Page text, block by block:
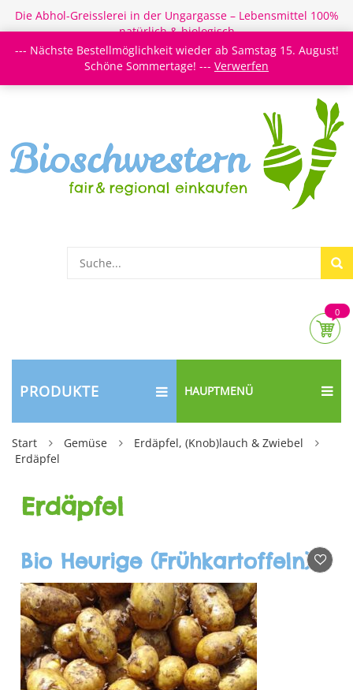
Die Abhol-Greisslerei in der Ungargasse – Lebensmittel 100%
natürlich & biologisch
Login/Register Newsletter Meine Merkzettel
0
PRODUKTE HAUPTMENÜ
Start Gemüse
Erdäpfel, (Knob)lauch & Zwiebel
Erdäpfel
Erdäpfel
Bio Heurige (Frühkartoffeln)
--- Nächste Bestellmöglichkeit wieder ab Samstag 15. August!
Schöne Sommertage! --- Verwerfen